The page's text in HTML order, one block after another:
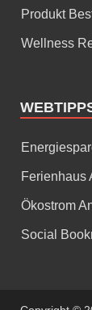
Produkt
Wellness
Ferienhaus
Ökostrom
Social